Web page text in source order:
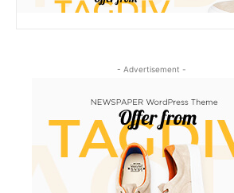
- Advertisement -